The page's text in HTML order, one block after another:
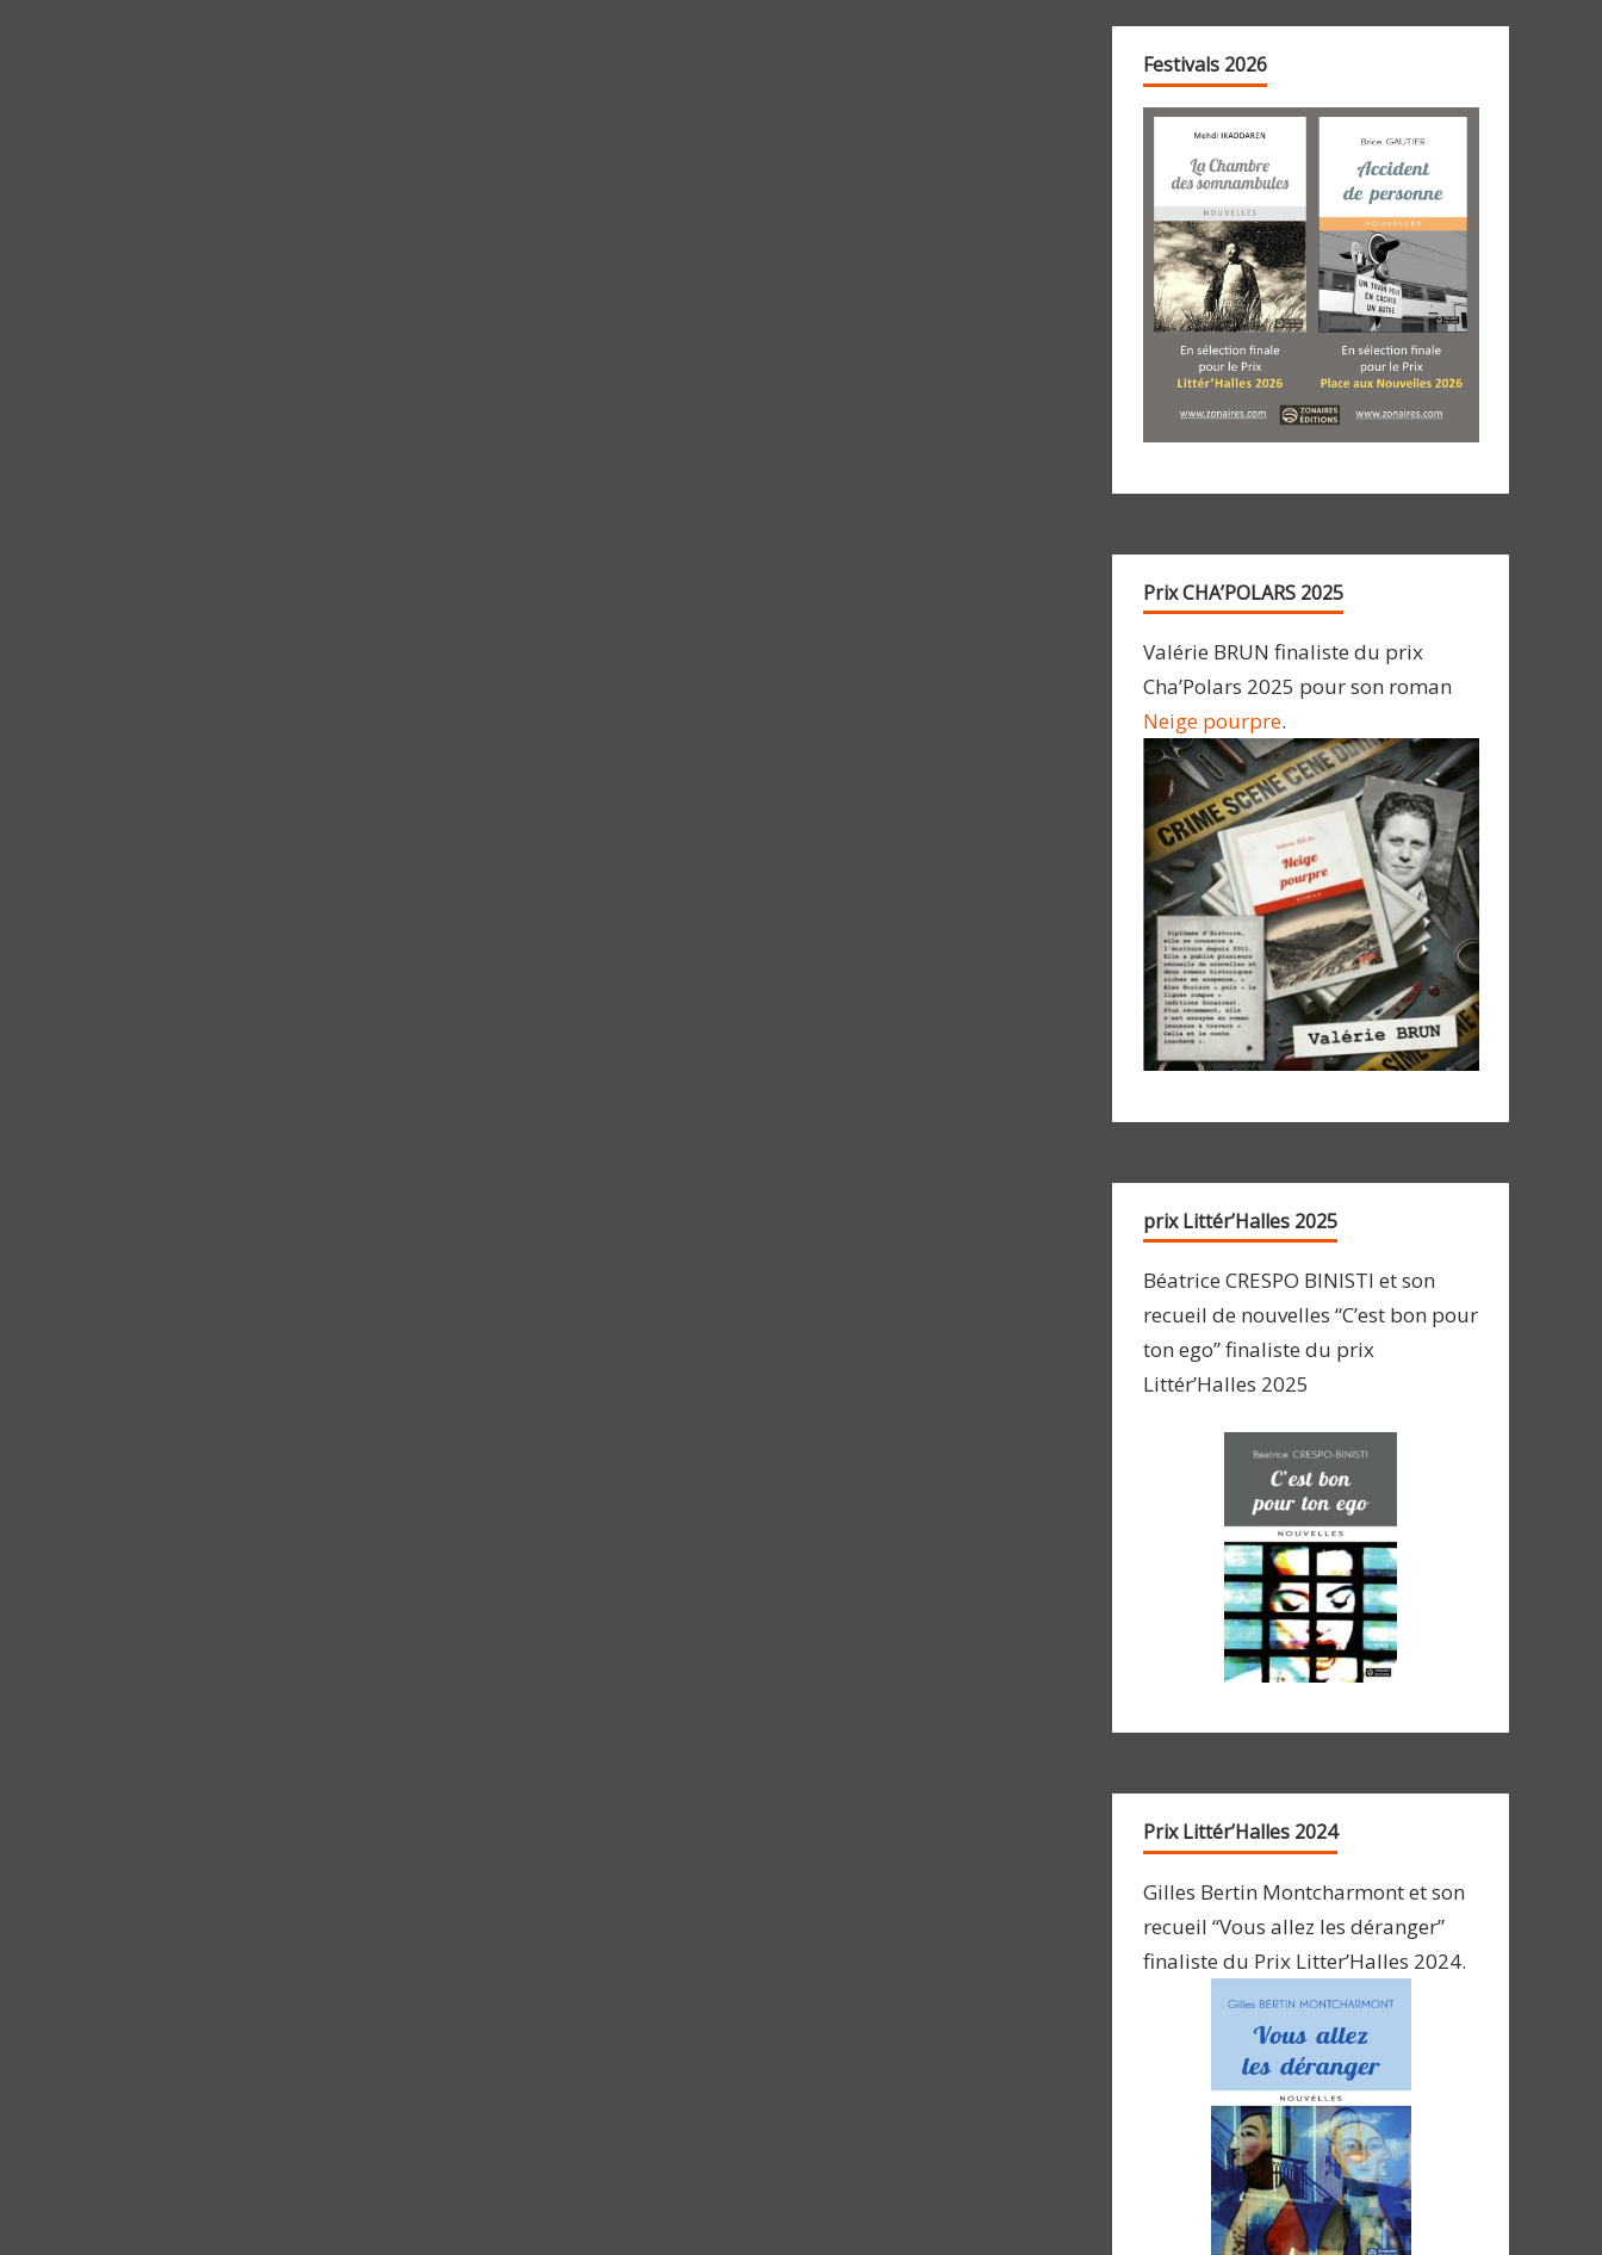
Festivals 2026
Prix CHA’POLARS 2025
Valérie BRUN finaliste du prix
Cha’Polars 2025 pour son roman
Neige pourpre.
prix Littér’Halles 2025
Béatrice CRESPO BINISTI et son
recueil de nouvelles “C’est bon pour
ton ego” finaliste du prix
Littér’Halles 2025
Prix Littér’Halles 2024
Gilles Bertin Montcharmont et son
recueil “Vous allez les déranger”
finaliste du Prix Litter’Halles 2024.